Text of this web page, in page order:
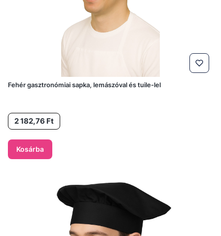
Fehér gasztronómiai sapka, lemászóval és tuile-lel
Ár2 182,76 Ft
Kosárba